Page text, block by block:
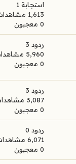
استجابة 1
1,613 مشاهدات
0 معجبون
ردود 3
5,960 مشاهدات
0 معجبون
ردود 3
3,087 مشاهدات
0 معجبون
ردود 0
6,071 مشاهدات
0 معجبون